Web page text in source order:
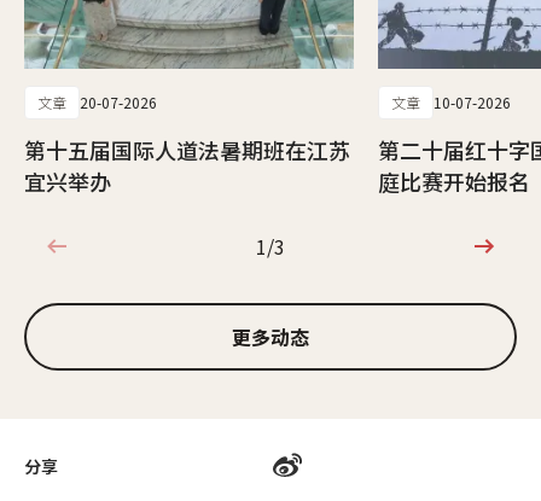
分享
文章 20-07-2026
第十五届国际人道法暑期班在江苏
宜兴举办
文章 10-07-2026
第二十届红十字
庭比赛开始报名
1/3
1/3
更多动态